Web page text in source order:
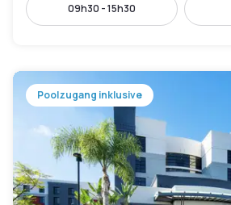
09h30 - 15h30
Poolzugang inklusive